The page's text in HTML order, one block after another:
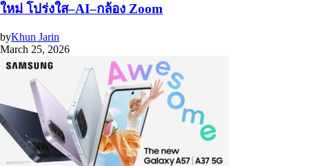
ใหม่ โปร่งใส–AI–กล้อง Zoom
byKhun Jarin
March 25, 2026